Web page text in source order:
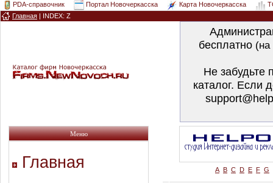
PDA-справочник Портал Новочеркасска Карта Новочеркасска
Главная | INDEX: Z
бесплатно
Не забудьте
каталог. Если
Меню
Главная
A B C D E F G